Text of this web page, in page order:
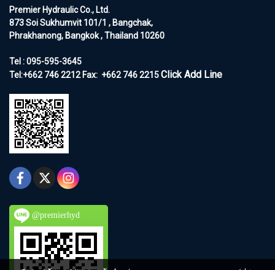
Premier Hydraulic Co., Ltd.
873 Soi Sukhumvit 101/1 , Bangchak,
Phrakhanong, Bangkok , Thailand 10260
Tel : 095-595-3645
Tel:+662 746 2212Fax: +662 746 2215Click Add Line
@premierhyd